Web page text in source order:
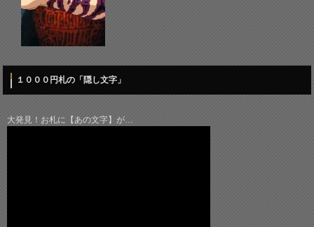
１０００円札の「隠し文字」
大発見！お札に【あの文字】が…